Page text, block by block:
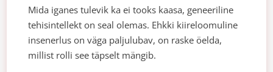
Mida iganes tulevik ka ei tooks kaasa, geneeriline
tehisintellekt on seal olemas. Ehkki kiireloomuline
insenerlus on väga paljulubav, on raske öelda,
millist rolli see täpselt mängib.